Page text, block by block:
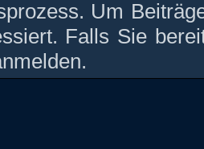
Um
Falls Sie